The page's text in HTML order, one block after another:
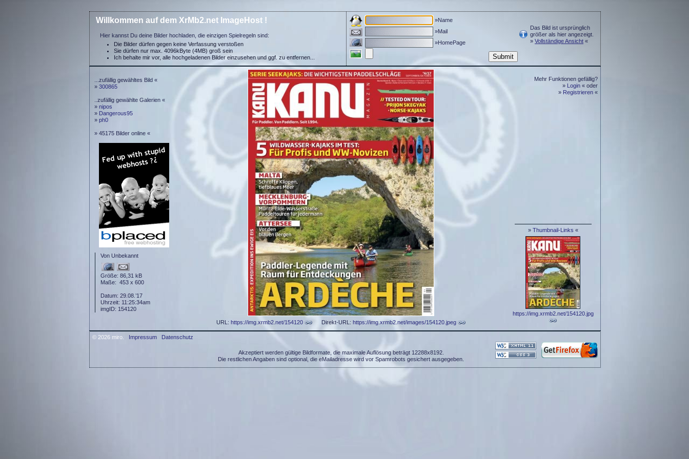
Willkommen auf dem XrMb2.net ImageHost !
Hier kannst Du deine Bilder hochladen, die einzigen Spielregeln sind:
Die Bilder dürfen gegen keine Verfassung verstoßen
Sie dürfen nur max. 4096kByte (4MB) groß sein
Ich behalte mir vor, alle hochgeladenen Bilder einzusehen und ggf. zu entfernen...
»Name
»Mail
»HomePage
Das Bild ist ursprünglich
größer als hier angezeigt.
» Vollständige Ansicht «
...zufällig gewähltes Bild «
» 300865
..zufällig gewählte Galerien «
» nipos
» Dangerous95
» ph0
» 45175 Bilder online «
Von Unbekannt
Größe: 86,31 kB
Maße: 453 x 600
Datum: 29.08.’17
Uhrzeit: 11:25:34am
imgID: 154120
URL: https://img.xrmb2.net/154120 Direkt-URL: https://img.xrmb2.net/images/154120.jpeg
Mehr Funktionen gefällig?
» Login « oder
» Registrieren «
» Thumbnail-Links «
https://img.xrmb2.net/154120.jpg
© 2026 miro. Impressum Datenschutz
Akzeptiert werden gültige Bildformate, die maximale Auflösung beträgt 12288x8192.
Die restlichen Angaben sind optional, die eMailadresse wird vor Spamrobots gesichert ausgegeben.